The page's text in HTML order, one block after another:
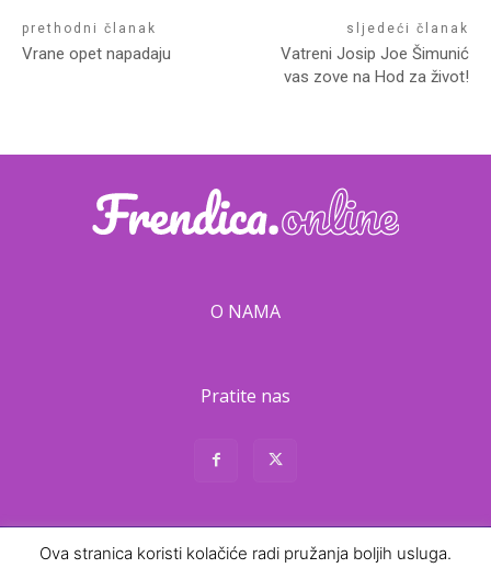
prethodni članak
Vrane opet napadaju
sljedeći članak
Vatreni Josip Joe Šimunić
vas zove na Hod za život!
O NAMA
Pratite nas
About Contact
Ova stranica koristi kolačiće radi pružanja boljih usluga.